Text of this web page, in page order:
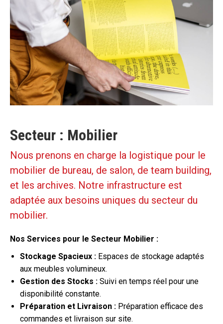
Secteur : Mobilier
Nous prenons en charge la logistique pour le
mobilier de bureau, de salon, de team building,
et les archives. Notre infrastructure est
adaptée aux besoins uniques du secteur du
mobilier.
Nos Services pour le Secteur Mobilier :
Stockage Spacieux : Espaces de stockage adaptés
aux meubles volumineux.
Gestion des Stocks : Suivi en temps réel pour une
disponibilité constante.
Préparation et Livraison : Préparation efficace des
commandes et livraison sur site.